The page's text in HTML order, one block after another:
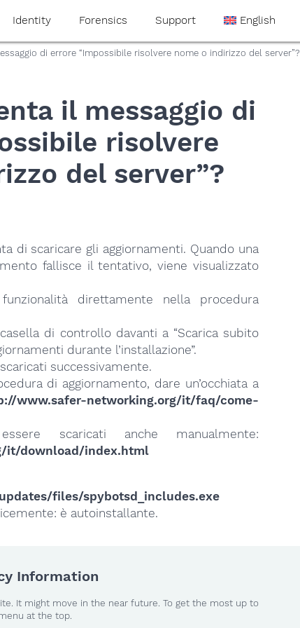
Identity Forensics Support English
di errore “Impossibile risolvere nome o indirizzo del server”?
il messaggio di
risolvere
del server”?
di scaricare gli aggiornamenti. Quando una
fallisce il tentativo, viene visualizzato
direttamente nella procedura
di controllo davanti a “Scarica subito
durante l’installazione”.
successivamente.
di aggiornamento, dare un’occhiata a
www.safer-networking.org/it/faq/come-
scaricati anche manualmente:
it/download/index.html
files/spybotsd_includes.exe
è autoinstallante.
Information
It might move in the near future. To get the most up to
at the top.